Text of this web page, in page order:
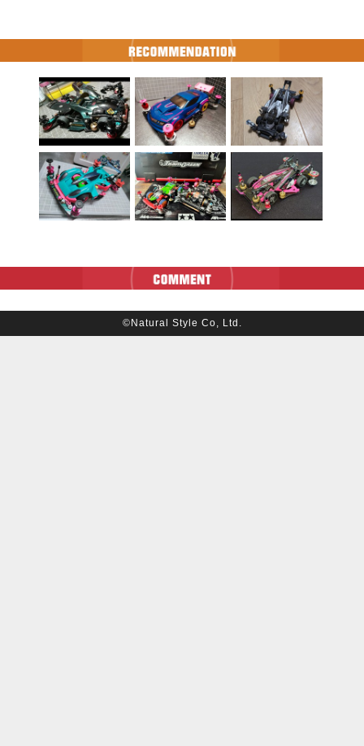
©Natural Style Co, Ltd.